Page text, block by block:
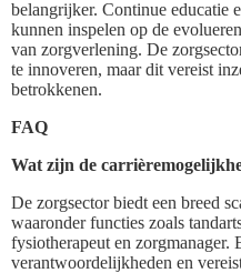
belangrijker. Continue educatie
kunnen inspelen op de
van zorgverlening. De
te innoveren, maar dit vereist
betrokkenen.
FAQ
Wat zijn de
De zorgsector biedt een breed
waaronder functies zoals
fysiotherapeut en zorgmanager.
verantwoordelijkheden en